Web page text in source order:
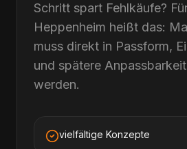
Schritt spart Fehlkäufe?
Heppenheim heißt das:
muss direkt in Passform,
und spätere
werden.
vielfältige Konzepte